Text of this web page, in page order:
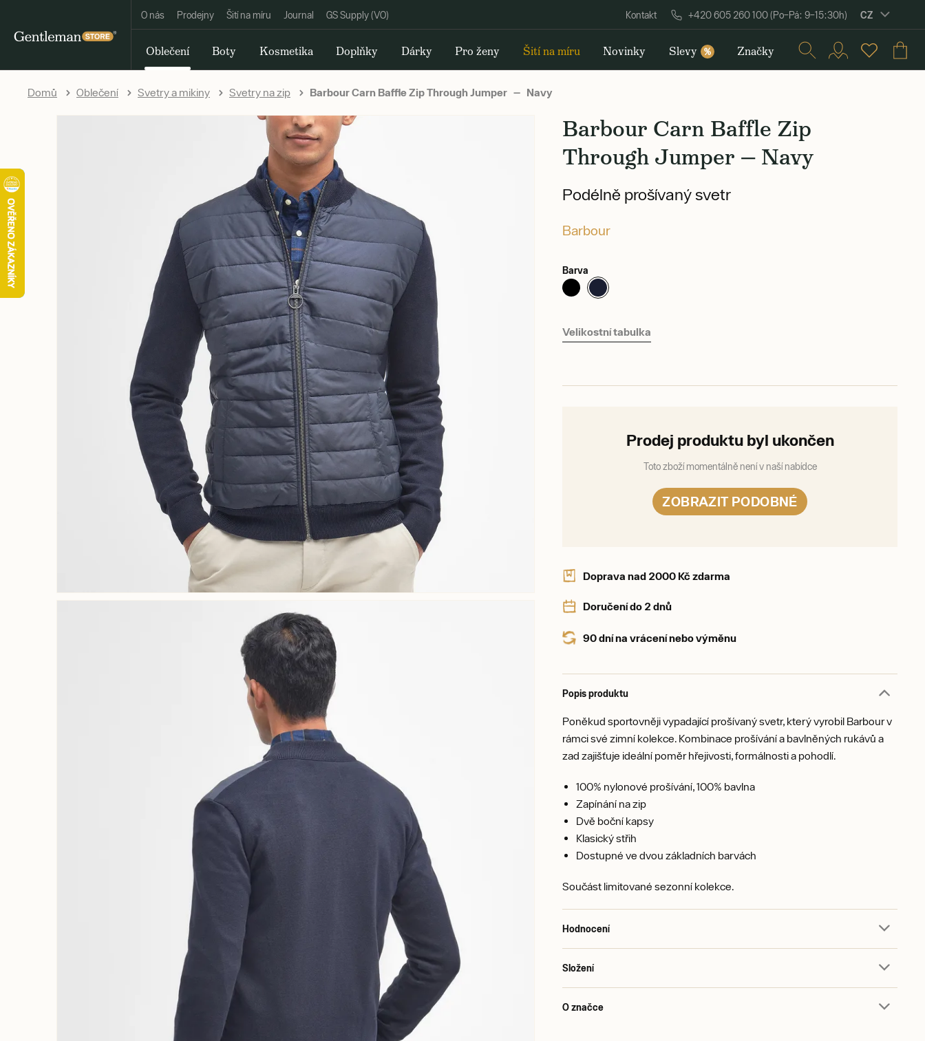
O nás Prodejny Šití na míru Journal GS Supply (VO) Kontakt +420 605 260 100 (Po–Pá: 9–15:30h) CZ
Oblečení Boty Kosmetika Doplňky Dárky Pro ženy Šití na míru Novinky Slevy % Značky
Domů Oblečení Svetry a mikiny Svetry na zip Barbour Carn Baffle Zip Through Jumper — Navy
Barbour Carn Baffle Zip
Through Jumper — Navy
Podélně prošívaný svetr
Barbour
Barva
Velikostní tabulka
Prodej produktu byl ukončen
Toto zboží momentálně není v naší nabídce
ZOBRAZIT PODOBNÉ
Doprava nad 2000 Kč zdarma
Doručení do 2 dnů
90 dní na vrácení nebo výměnu
Popis produktu
Poněkud sportovněji vypadající prošívaný svetr, který vyrobil Barbour v
rámci své zimní kolekce. Kombinace prošívání a bavlněných rukávů a
zad zajišťuje ideální poměr hřejivosti, formálnosti a pohodlí.
100% nylonové prošívání, 100% bavlna
Zapínání na zip
Dvě boční kapsy
Klasický střih
Dostupné ve dvou základních barvách
Součást limitované sezonní kolekce.
Hodnocení
Složení
O značce